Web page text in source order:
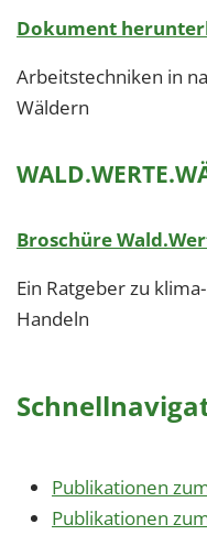
Dokument
Arbeitstechniken in
Wäldern
Broschüre
Ein Ratgeber zu
Handeln
Publikationen
Publikationen